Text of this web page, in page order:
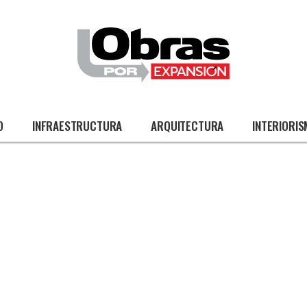
INFRAESTRUCTURA ARQUITECTURA